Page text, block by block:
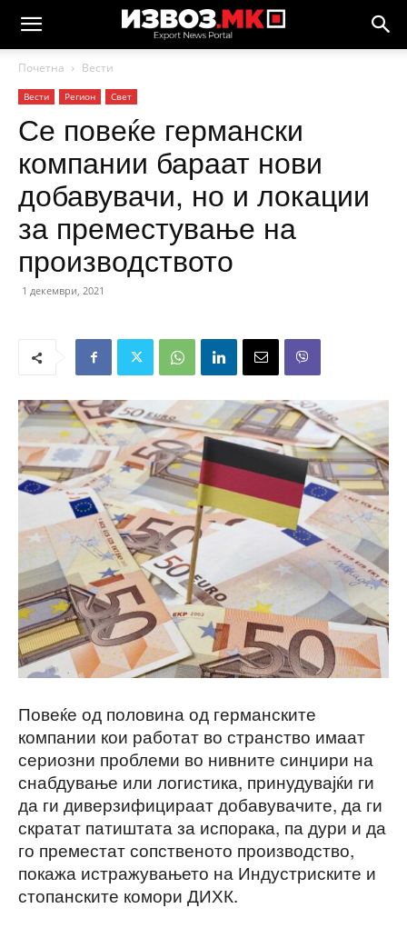
Почетна Вести
Вести Регион Свет
Се повеќе германски
компании бараат нови
добавувачи, но и локации
за преместување на
производството
1 декември, 2021
Повеќе од половина од германските
компании кои работат во странство имаат
сериозни проблеми во нивните синџири на
снабдување или логистика, принудувајќи ги
да ги диверзифицираат добавувачите, да ги
скратат патиштата за испорака, па дури и да
го преместат сопственото производство,
покажа истражувањето на Индустриските и
стопанските комори ДИХК.